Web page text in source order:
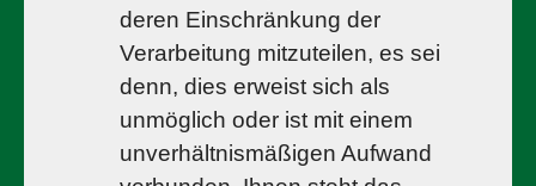
deren Einschränkung der
Verarbeitung mitzuteilen, es sei
denn, dies erweist sich als
unmöglich oder ist mit einem
unverhältnismäßigen Aufwand